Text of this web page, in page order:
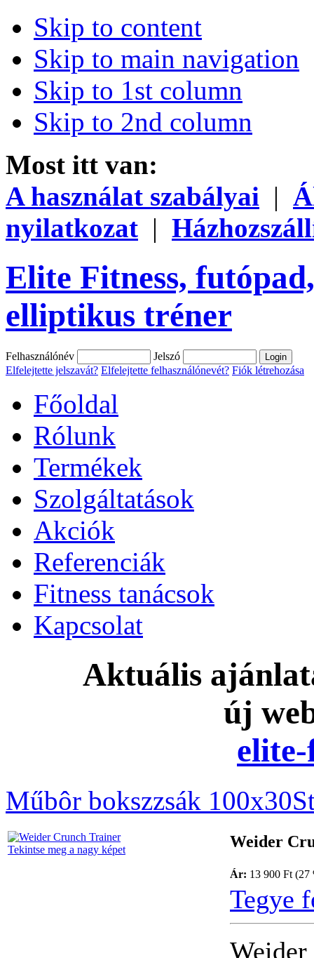
Skip to content
Skip to main navigation
Skip to 1st column
Skip to 2nd column
Most itt van:
A használat szabályai |
nyilatkozat |
Elite Fitness,
elliptikus tréner
Felhasználónév
Jelszó
Elfelejtette jelszavát? Elfelejtette felhasználónevét? Fiók létrehozása
Főoldal
Rólunk
Termékek
Szolgáltatások
Akciók
Referenciák
Fitness tanácsok
Kapcsolat
Aktuális
új
Műbôr bokszzsák 100x30
Tekintse meg a nagy képet Weider
Ár: 13 900 Ft (27
Tegye